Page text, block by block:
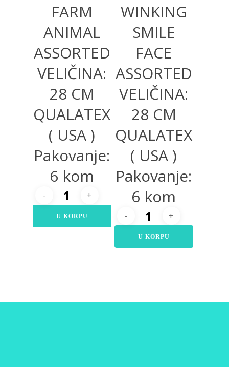
FARM
ANIMAL
ASSORTED
VELIČINA:
28 CM
QUALATEX
( USA )
Pakovanje:
6 kom
U KORPU
WINKING
SMILE
FACE
ASSORTED
VELIČINA:
28 CM
QUALATEX
( USA )
Pakovanje:
6 kom
U KORPU